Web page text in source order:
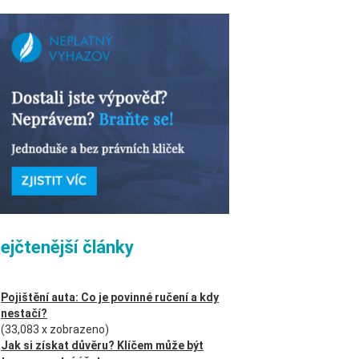
články
Pojištění auta: Co je povinné ručení a kdy
nestačí?
(33,083 x zobrazeno)
Jak si získat důvěru? Klíčem může být